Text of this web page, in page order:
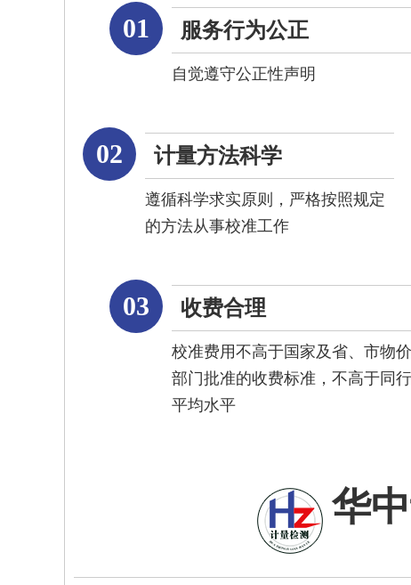
01 服务行为公正
自觉遵守公正性声明
02 计量方法科学
遵循科学求实原则，严格按照规定
的方法从事校准工作
03 收费合理
校准费用不高于国家及省、市物价
部门批准的收费标准，不高于同行
平均水平
华